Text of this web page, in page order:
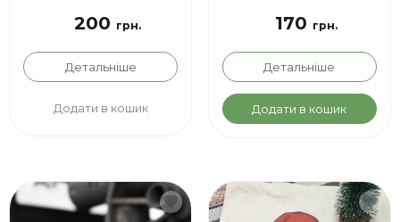
200 грн.
Детальніше
Додати в кошик
170 грн.
Детальніше
Додати в кошик